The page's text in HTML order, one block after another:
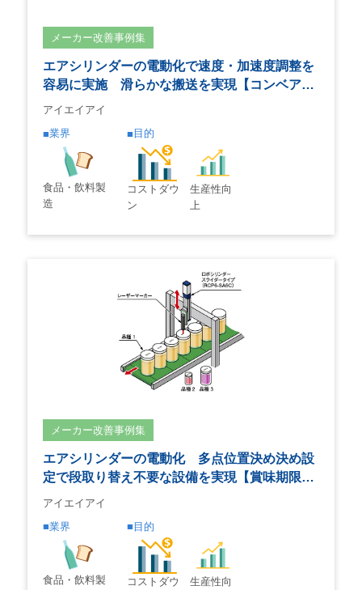
メーカー改善事例集
エアシリンダーの電動化で速度・加速度調整を
容易に実施 滑らかな搬送を実現【コンベア…
アイエイアイ
業界
食品・飲料製
造
目的
コストダウ
ン
生産性向
上
メーカー改善事例集
エアシリンダーの電動化 多点位置決め決め設
定で段取り替え不要な設備を実現【賞味期限…
アイエイアイ
業界
食品・飲料製
目的
コストダウ
生産性向